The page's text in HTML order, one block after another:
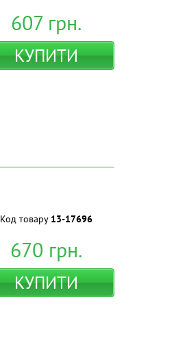
607грн.
КУПИТИ
Код товару 13-17696
670 грн.
КУПИТИ